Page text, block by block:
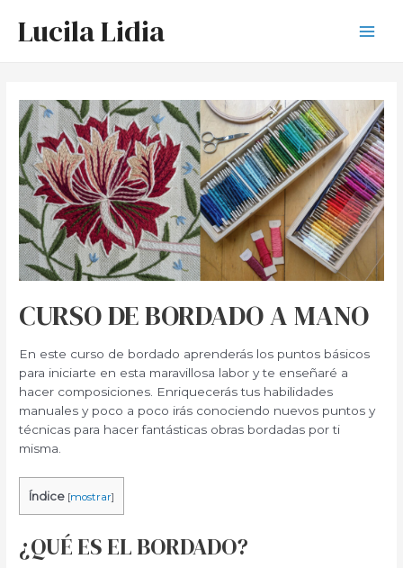
contenido
Lucila Lidia
CURSO DE BORDADO A MANO
En este curso de bordado aprenderás los puntos básicos
para iniciarte en esta maravillosa labor y te enseñaré a
hacer composiciones. Enriquecerás tus habilidades
manuales y poco a poco irás conociendo nuevos puntos y
técnicas para hacer fantásticas obras bordadas por ti
misma.
Índice [mostrar]
¿QUÉ ES EL BORDADO?